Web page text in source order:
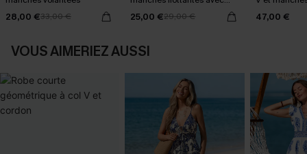
28,00 €33,00 € 25,00 €29,00 € 47,00 €
VOUS AIMERIEZ AUSSI